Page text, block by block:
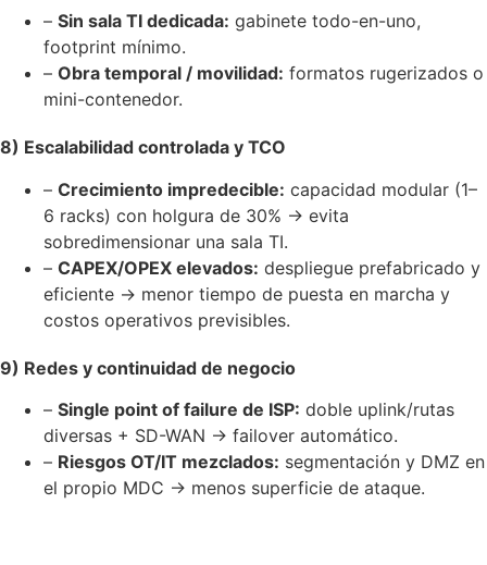
– Sin sala TI dedicada: gabinete todo-en-uno,
footprint mínimo.
– Obra temporal / movilidad: formatos rugerizados o
mini-contenedor.
8) Escalabilidad controlada y TCO
– Crecimiento impredecible: capacidad modular (1–
6 racks) con holgura de 30% → evita
sobredimensionar una sala TI.
– CAPEX/OPEX elevados: despliegue prefabricado y
eficiente → menor tiempo de puesta en marcha y
costos operativos previsibles.
9) Redes y continuidad de negocio
– Single point of failure de ISP: doble uplink/rutas
diversas + SD-WAN → failover automático.
– Riesgos OT/IT mezclados: segmentación y DMZ en
el propio MDC → menos superficie de ataque.